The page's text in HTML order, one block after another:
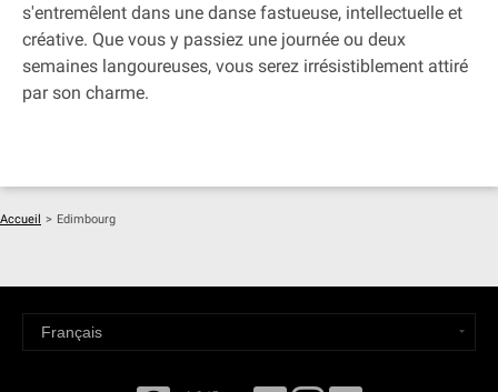
s'entremêlent dans une danse fastueuse, intellectuelle et
créative. Que vous y passiez une journée ou deux
semaines langoureuses, vous serez irrésistiblement attiré
par son charme.
Accueil > Edimbourg